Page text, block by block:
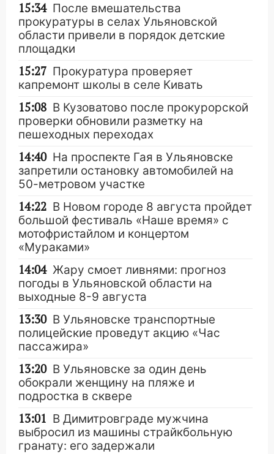
15:34 После вмешательства
прокуратуры в селах Ульяновской
области привели в порядок детские
площадки
15:27 Прокуратура проверяет
капремонт школы в селе Кивать
15:08 В Кузоватово после прокурорской
проверки обновили разметку на
пешеходных переходах
14:40 На проспекте Гая в Ульяновске
запретили остановку автомобилей на
50-метровом участке
14:22 В Новом городе 8 августа пройдет
большой фестиваль «Наше время» с
мотофристайлом и концертом
«Мураками»
14:04 Жару смоет ливнями: прогноз
погоды в Ульяновской области на
выходные 8-9 августа
13:30 В Ульяновске транспортные
полицейские проведут акцию «Час
пассажира»
13:20 В Ульяновске за один день
обокрали женщину на пляже и
подростка в сквере
13:01 В Димитровграде мужчина
выбросил из машины страйкбольную
гранату: его задержали